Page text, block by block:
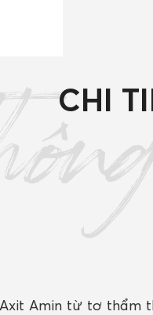
CHI
Amin từ tơ thẩm